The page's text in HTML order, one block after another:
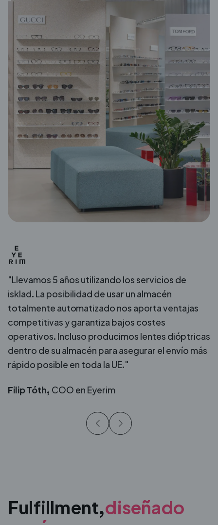
"Llevamos 5 años utilizando los servicios de
isklad. La posibilidad de usar un almacén
totalmente automatizado nos aporta ventajas
competitivas y garantiza bajos costes
operativos. Incluso producimos lentes dióptricas
dentro de su almacén para asegurar el envío más
rápido posible en toda la UE."
Filip Tóth, COO en Eyerim
Fulfillment,diseñado